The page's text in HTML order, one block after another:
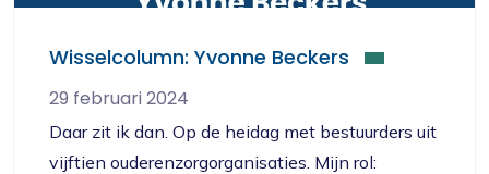
Wisselcolumn: Yvonne Beckers
29 februari 2024
Daar zit ik dan. Op de heidag met bestuurders uit
vijftien ouderenzorgorganisaties. Mijn rol: